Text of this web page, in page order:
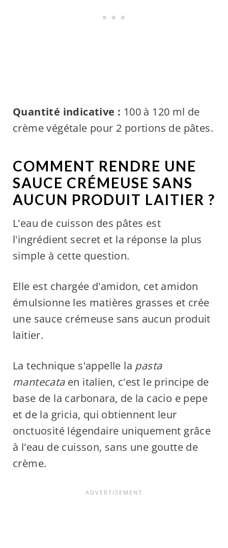
Quantité indicative : 100 à 120 ml de
crème végétale pour 2 portions de pâtes.
COMMENT RENDRE UNE
SAUCE CRÉMEUSE SANS
AUCUN PRODUIT LAITIER ?
L'eau de cuisson des pâtes est
l'ingrédient secret et la réponse la plus
simple à cette question.
Elle est chargée d'amidon, cet amidon
émulsionne les matières grasses et crée
une sauce crémeuse sans aucun produit
laitier.
La technique s'appelle la pasta
mantecataen italien, c'est le principe de
base de la carbonara, de la cacio e pepe
et de la gricia, qui obtiennent leur
onctuosité légendaire uniquement grâce
à l'eau de cuisson, sans une goutte de
crème.